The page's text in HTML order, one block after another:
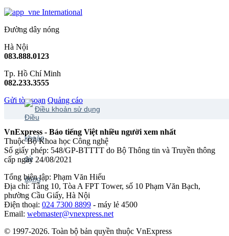
International
Đường dây nóng
Hà Nội
083.888.0123
Tp. Hồ Chí Minh
082.233.3555
Gửi tòa soạn Quảng cáo
Điều khoản sử dụng
VnExpress - Báo tiếng Việt nhiều người xem nhất
Thuộc Bộ Khoa học Công nghệ
Số giấy phép: 548/GP-BTTTT do Bộ Thông tin và Truyền thông
cấp ngày 24/08/2021
Tổng biên tập: Phạm Văn Hiếu
Địa chỉ: Tầng 10, Tòa A FPT Tower, số 10 Phạm Văn Bạch,
phường Cầu Giấy, Hà Nội
Điện thoại: 024 7300 8899 - máy lẻ 4500
Email: webmaster@vnexpress.net
© 1997-2026. Toàn bộ bản quyền thuộc VnExpress